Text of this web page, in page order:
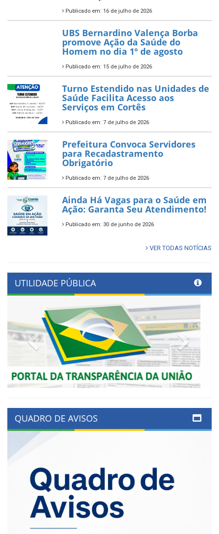
Publicado em: 16 de julho de 2026
UBS Bernardino Valença Borba
promove Ação da Saúde do
Homem no dia 1º de agosto
Publicado em: 15 de julho de 2026
Turno Estendido nas Unidades de
Saúde Facilita Acesso aos
Serviços em Cortês
Publicado em: 7 de julho de 2026
Prefeitura Convoca Servidores
para Recadastramento
Obrigatório
Publicado em: 7 de julho de 2026
Ainda Há Vagas para o Saúde em
Ação: Garanta Seu Atendimento!
Publicado em: 30 de junho de 2026
VER TODAS NOTÍCIAS
UTILIDADE PÚBLICA
Previous
QUADRO DE AVISOS